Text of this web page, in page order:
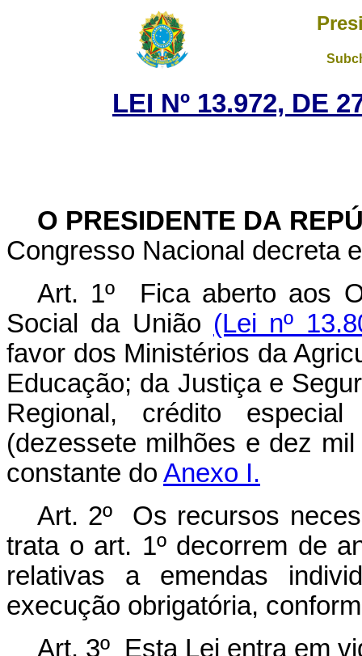
LEI Nº 13.972, DE
O PRESIDENTE DA
Congresso Nacional decreta
Art. 1º Fica aberto aos
Social da União (Lei nº
favor dos Ministérios da
Educação; da Justiça e
Regional, crédito
(dezessete milhões e dez
constante do Anexo I.
Art. 2º Os recursos
trata o art. 1º decorrem de
relativas a emendas
execução obrigatória,
Art. 3º Esta Lei entra em